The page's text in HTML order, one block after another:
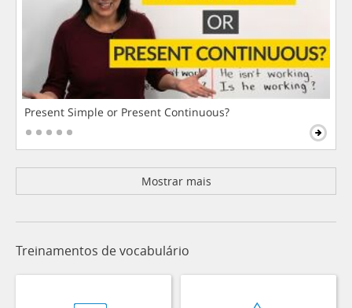
Present Simple or Present Continuous?
Mostrar mais
Treinamentos de vocabulário